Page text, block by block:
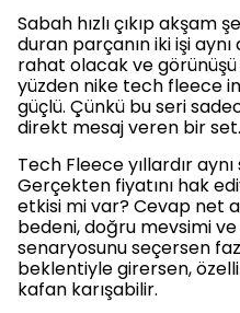
Sabah hızlı çıkıp akşam
duran parçanın iki işi
rahat olacak ve
yüzden nike tech fleece
güçlü. Çünkü bu seri
direkt mesaj veren bir set.
Tech Fleece yıllardır
Gerçekten fiyatını hak
etkisi mi var? Cevap net
bedeni, doğru mevsimi
senaryosunu seçersen
beklentiyle girersen,
kafan karışabilir.